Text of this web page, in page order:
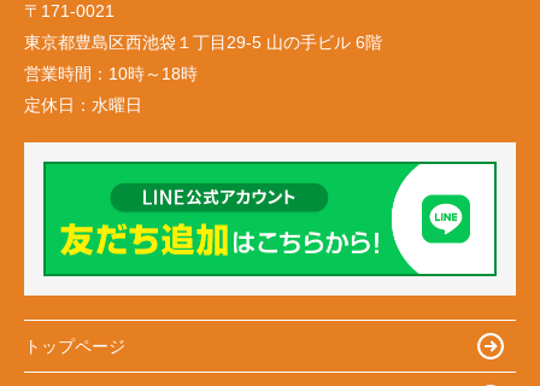
〒171-0021
東京都豊島区西池袋１丁目29-5 山の手ビル 6階
営業時間： 10時～18時
定休日： 水曜日
トップページ